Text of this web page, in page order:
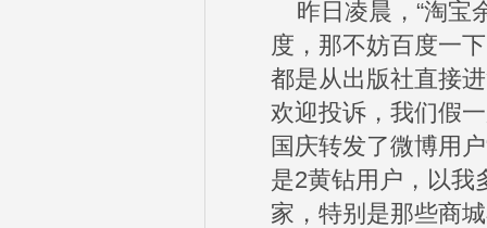
昨日凌晨，“淘宝
度，那不妨百度一
都是从出版社直接
欢迎投诉，我们假
国庆转发了微博用
是2黄钻用户，以我
家，特别是那些商